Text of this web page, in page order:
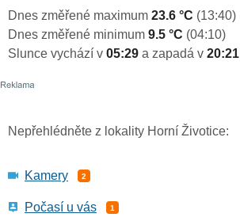
Dnes změřené maximum 23.6 °C (13:40)
Dnes změřené minimum 9.5 °C (04:10)
Slunce vychází v 05:29 a zapadá v 20:21
Nepřehlédněte z lokality Horní Životice:
Kamery 2
Počasí u vás 1